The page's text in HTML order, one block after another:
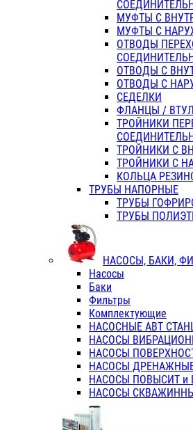
МУФТЫ С
МУФТЫ С
ОТВОДЫ
ОТВОДЫ С
ОТВОДЫ С
СЕДЕЛКИ
ФЛАНЦЫ /
ТРОЙНИКИ
ТРОЙНИКИ С
ТРОЙНИКИ С
КОЛЬЦА
ТРУБЫ НАПОРНЫЕ
ТРУБЫ
ТРУБЫ
НАСОСЫ, БАКИ,
Насосы
Баки
Фильтры
Комплектующие
НАСОСНЫЕ АВТ
НАСОСЫ
НАСОСЫ
НАСОСЫ
НАСОСЫ ПОВЫСИТ
НАСОСЫ